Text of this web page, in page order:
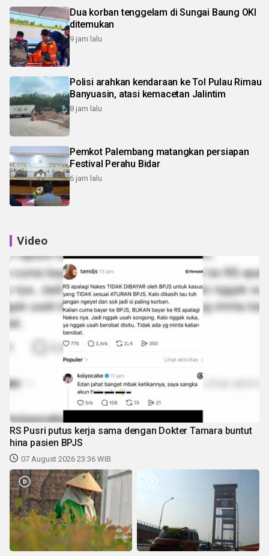
Dua korban tenggelam di Sungai Baung OKI
ditemukan
9 jam lalu
Polisi arahkan kendaraan ke Tol Pulau Rimau
Banyuasin, atasi kemacetan Jalintim
8 jam lalu
Pemkot Palembang matangkan persiapan
Festival Perahu Bidar
6 jam lalu
Video
RS Pusri putus kerja sama dengan Dokter Tamara buntut
hina pasien BPJS
07 August 2026 23:36 WIB